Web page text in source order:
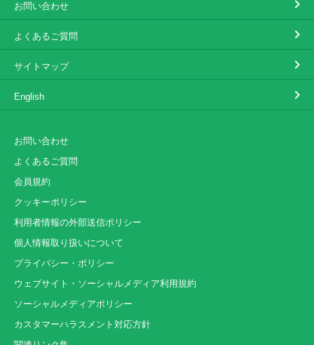
お問い合わせ
よくあるご質問
サイトマップ
English
お問い合わせ
よくあるご質問
会員規約
クッキーポリシー
利用者情報の外部送信ポリシー
個人情報取り扱いについて
プライバシー・ポリシー
ウェブサイト・ソーシャルメディア利用規約
ソーシャルメディアポリシー
カスタマーハラスメント対応方針